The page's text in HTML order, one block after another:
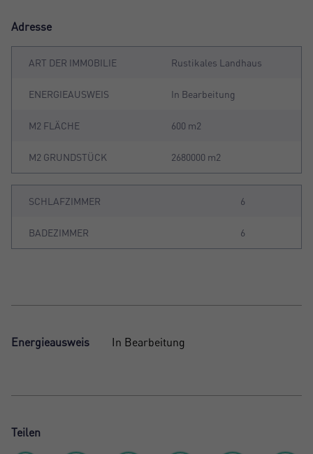
Adresse
ART DER IMMOBILIE Rustikales Landhaus
ENERGIEAUSWEIS In Bearbeitung
M2 FLÄCHE 600 m2
M2 GRUNDSTÜCK 2680000 m2
SCHLAFZIMMER 6
BADEZIMMER 6
Energieausweis In Bearbeitung
Teilen